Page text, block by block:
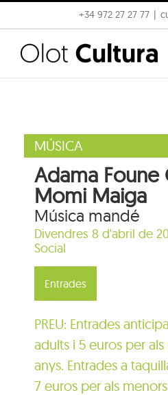
to
content
+34 972 27 27 77
MÚSICA
Adama Foune
Momi Maiga
Música mandé
Divendres 8 d'abril de
Social
Entrades
PREU: Entrades
adults i 5 euros per
anys. Entrades a
7 euros per als